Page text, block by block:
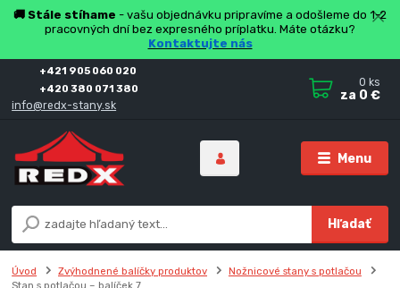
🚚 Stále stíhame - vašu objednávku pripravíme a odošleme do 1-2
pracovných dní bez expresného príplatku. Máte otázku?
Kontaktujte nás
Menu
Hľadať
+421 905 060 020
+420 380 071 380
info@redx-stany.sk
0 ks
za 0 €
Úvod Zvýhodnené balíčky produktov
Nožnicové stany s potlačou
Stan s potlačou – balíček 7